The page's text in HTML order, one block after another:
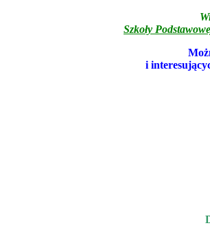
Szkoły
i